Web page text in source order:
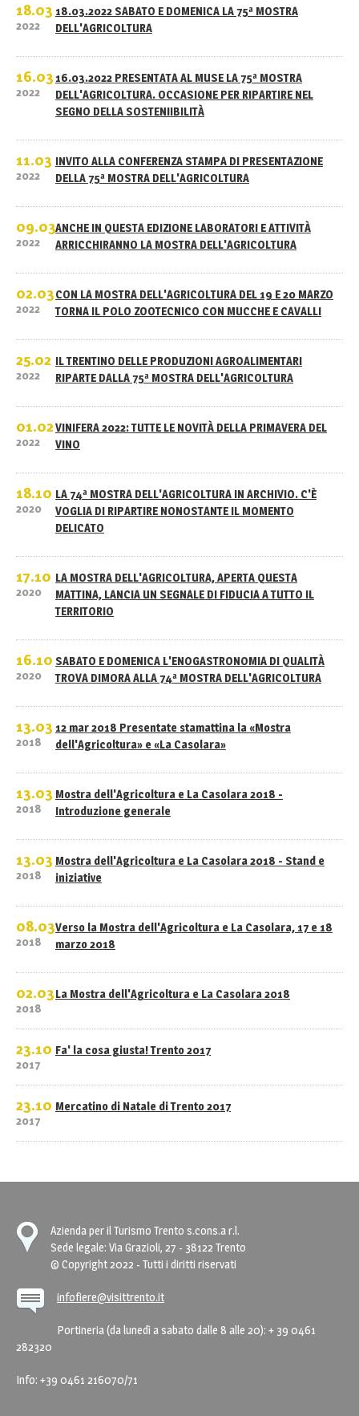
18.03
2022
18.03.2022 SABATO E DOMENICA LA 75ª MOSTRA
DELL'AGRICOLTURA
16.03
2022
16.03.2022 PRESENTATA AL MUSE LA 75ª MOSTRA
DELL'AGRICOLTURA. OCCASIONE PER RIPARTIRE NEL
SEGNO DELLA SOSTENIIBILITÀ
11.03
2022
INVITO ALLA CONFERENZA STAMPA DI PRESENTAZIONE
DELLA 75ª MOSTRA DELL'AGRICOLTURA
09.03
2022
ANCHE IN QUESTA EDIZIONE LABORATORI E ATTIVITÀ
ARRICCHIRANNO LA MOSTRA DELL'AGRICOLTURA
02.03
2022
CON LA MOSTRA DELL'AGRICOLTURA DEL 19 E 20 MARZO
TORNA IL POLO ZOOTECNICO CON MUCCHE E CAVALLI
25.02
2022
IL TRENTINO DELLE PRODUZIONI AGROALIMENTARI
RIPARTE DALLA 75ª MOSTRA DELL'AGRICOLTURA
01.02
2022
VINIFERA 2022: TUTTE LE NOVITÀ DELLA PRIMAVERA DEL
VINO
18.10
2020
LA 74ª MOSTRA DELL'AGRICOLTURA IN ARCHIVIO. C'È
VOGLIA DI RIPARTIRE NONOSTANTE IL MOMENTO
DELICATO
17.10
2020
LA MOSTRA DELL'AGRICOLTURA, APERTA QUESTA
MATTINA, LANCIA UN SEGNALE DI FIDUCIA A TUTTO IL
TERRITORIO
16.10
2020
SABATO E DOMENICA L'ENOGASTRONOMIA DI QUALITÀ
TROVA DIMORA ALLA 74ª MOSTRA DELL'AGRICOLTURA
13.03
2018
12 mar 2018 Presentate stamattina la «Mostra
dell'Agricoltura» e «La Casolara»
13.03
2018
Mostra dell'Agricoltura e La Casolara 2018 -
Introduzione generale
13.03
2018
Mostra dell'Agricoltura e La Casolara 2018 - Stand e
iniziative
08.03
2018
Verso la Mostra dell'Agricoltura e La Casolara, 17 e 18
marzo 2018
02.03
2018
La Mostra dell'Agricoltura e La Casolara 2018
23.10
2017
Fa' la cosa giusta! Trento 2017
23.10
2017
Mercatino di Natale di Trento 2017
Azienda per il Turismo Trento s.cons.a r.l.
Sede legale: Via Grazioli, 27 - 38122 Trento
© Copyright 2022 - Tutti i diritti riservati
infofiere@visittrento.it
Portineria (da lunedì a sabato dalle 8 alle 20): + 39 0461
282320
Info: +39 0461 216070/71